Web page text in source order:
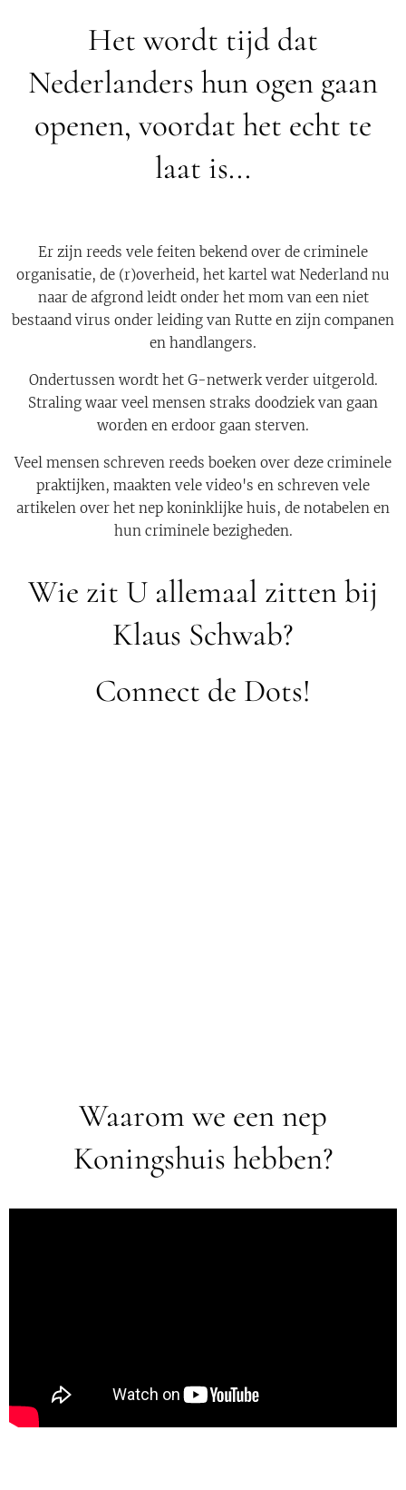
Het wordt tijd dat
Nederlanders hun ogen gaan
openen, voordat het echt te
laat is...
Er zijn reeds vele feiten bekend over de criminele
organisatie, de (r)overheid, het kartel wat Nederland nu
naar de afgrond leidt onder het mom van een niet
bestaand virus onder leiding van Rutte en zijn companen
en handlangers.
Ondertussen wordt het G-netwerk verder uitgerold.
Straling waar veel mensen straks doodziek van gaan
worden en erdoor gaan sterven.
Veel mensen schreven reeds boeken over deze criminele
praktijken, maakten vele video's en schreven vele
artikelen over het nep koninklijke huis, de notabelen en
hun criminele bezigheden.
Wie zit U allemaal zitten bij
Klaus Schwab?
Connect de Dots!
Waarom we een nep
Koningshuis hebben?